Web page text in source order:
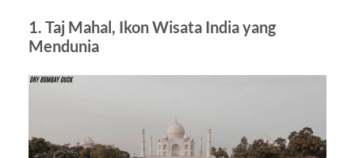
1. Taj Mahal, Ikon Wisata India yang
Mendunia